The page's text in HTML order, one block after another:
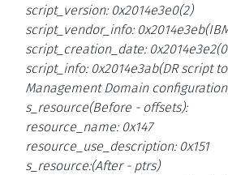
script_version: 0x2014e3e0(2)
script_vendor_info:
script_creation_date:
script_info: 0x2014e3ab(DR script
Management Domain
s_resource(Before - offsets):
resource_name: 0x147
resource_use_description: 0x151
s_resource:(After - ptrs)